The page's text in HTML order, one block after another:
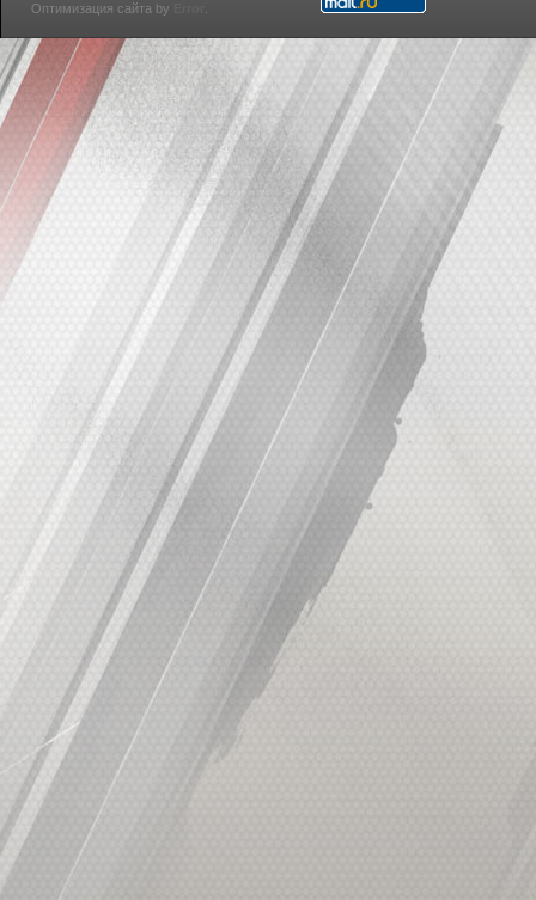
Оптимизация сайта by